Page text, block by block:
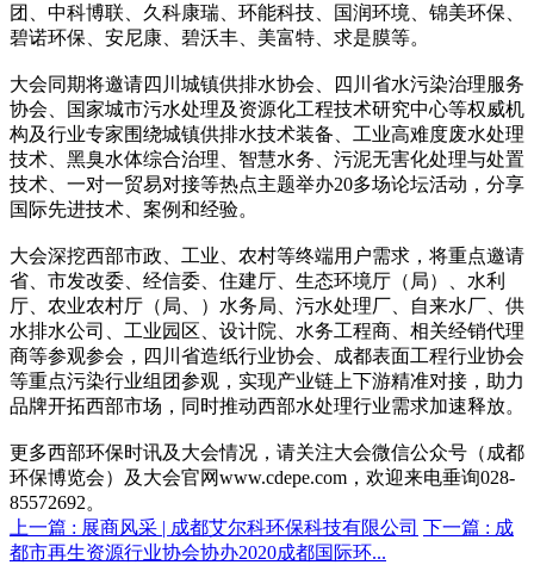
团、中科博联、久科康瑞、环能科技、国润环境、锦美环保、
碧诺环保、安尼康、碧沃丰、美富特、求是膜等。
大会同期将邀请四川城镇供排水协会、四川省水污染治理服务
协会、国家城市污水处理及资源化工程技术研究中心等权威机
构及行业专家围绕城镇供排水技术装备、工业高难度废水处理
技术、黑臭水体综合治理、智慧水务、污泥无害化处理与处置
技术、一对一贸易对接等热点主题举办20多场论坛活动，分享
国际先进技术、案例和经验。
大会深挖西部市政、工业、农村等终端用户需求，将重点邀请
省、市发改委、经信委、住建厅、生态环境厅（局）、水利
厅、农业农村厅（局、）水务局、污水处理厂、自来水厂、供
水排水公司、工业园区、设计院、水务工程商、相关经销代理
商等参观参会，四川省造纸行业协会、成都表面工程行业协会
等重点污染行业组团参观，实现产业链上下游精准对接，助力
品牌开拓西部市场，同时推动西部水处理行业需求加速释放。
更多西部环保时讯及大会情况，请关注大会微信公众号（成都
环保博览会）及大会官网www.cdepe.com，欢迎来电垂询028-
85572692。
上一篇 : 展商风采 | 成都艾尔科环保科技有限公司 下一篇 : 成
都市再生资源行业协会协办2020成都国际环...